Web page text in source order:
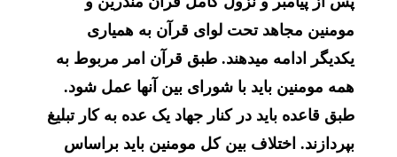
مومنین مجاهد تحت لوای قرآن به همیاری
یکدیگر ادامه میدهند. طبق قرآن امر مربوط به
همه مومنین باید با شورای بین آنها عمل شود.
طبق قاعده باید در کنار جهاد یک عده به کار تبلیغ
بپردازند. اختلاف بین کل مومنین باید براساس